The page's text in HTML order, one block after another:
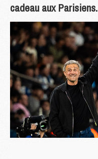
cadeau aux Parisiens.